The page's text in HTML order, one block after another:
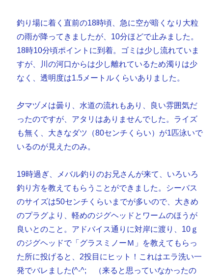
釣り場に着く直前の18時頃、急に空が暗くなり大粒
の雨が降ってきましたが、10分ほどで止みました。
18時10分頃ポイントに到着。ゴミは少し流れていま
すが、川の河口からは少し離れているため濁りは少
なく、透明度は1.5メートルくらいありました。
夕マヅメは曇り、水道の流れもあり、良い雰囲気だ
ったのですが、アタリはありませんでした。ライズ
も無く、大きなダツ（80センチくらい）が1匹泳いで
いるのが見えたのみ。
19時過ぎ、メバル釣りのお兄さんが来て、いろいろ
釣り方を教えてもらうことができました。シーバス
のサイズは50センチくらいまでが多いので、大きめ
のプラグより、軽めのジグヘッドとワームのほうが
良いとのこと。アドバイス通りに対岸に渡り、10ｇ
のジグヘッドで「グラスミノーＭ」を教えてもらっ
た所に投げると、2投目にヒット！これはエラ洗い一
発でバレました(^-^; （来ると思っていなかったの